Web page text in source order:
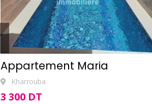
Appartement Maria
Kharrouba
3 300 DT